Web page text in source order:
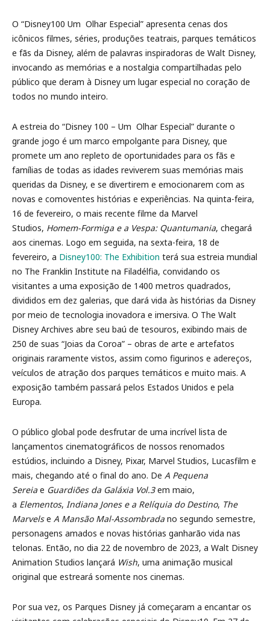
O “Disney100 Um Olhar Especial” apresenta cenas dos
icônicos filmes, séries, produções teatrais, parques temáticos
e fãs da Disney, além de palavras inspiradoras de Walt Disney,
invocando as memórias e a nostalgia compartilhadas pelo
público que deram à Disney um lugar especial no coração de
todos no mundo inteiro.
A estreia do “Disney 100 – Um Olhar Especial” durante o
grande jogo é um marco empolgante para Disney, que
promete um ano repleto de oportunidades para os fãs e
famílias de todas as idades reviverem suas memórias mais
queridas da Disney, e se divertirem e emocionarem com as
novas e comoventes histórias e experiências. Na quinta-feira,
16 de fevereiro, o mais recente filme da Marvel
Studios, Homem-Formiga e a Vespa: Quantumania, chegará
aos cinemas. Logo em seguida, na sexta-feira, 18 de
fevereiro, a Disney100: The Exhibition terá sua estreia mundial
no The Franklin Institute na Filadélfia, convidando os
visitantes a uma exposição de 1400 metros quadrados,
divididos em dez galerias, que dará vida às histórias da Disney
por meio de tecnologia inovadora e imersiva. O The Walt
Disney Archives abre seu baú de tesouros, exibindo mais de
250 de suas “Joias da Coroa” – obras de arte e artefatos
originais raramente vistos, assim como figurinos e adereços,
veículos de atração dos parques temáticos e muito mais. A
exposição também passará pelos Estados Unidos e pela
Europa.
O público global pode desfrutar de uma incrível lista de
lançamentos cinematográficos de nossos renomados
estúdios, incluindo a Disney, Pixar, Marvel Studios, Lucasfilm e
mais, chegando até o final do ano. De A Pequena
Sereia e Guardiões da Galáxia Vol.3em maio,
a Elementos, Indiana Jones e a Relíquia do Destino, The
Marvelse A Mansão Mal-Assombrada no segundo semestre,
personagens amados e novas histórias ganharão vida nas
telonas. Então, no dia 22 de novembro de 2023, a Walt Disney
Animation Studios lançará Wish, uma animação musical
original que estreará somente nos cinemas.
Por sua vez, os Parques Disney já começaram a encantar os